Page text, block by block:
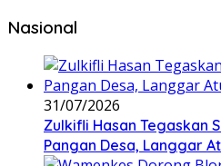
Nasional
31/07/2026
Zulkifli Hasan Tegaskan
Pangan Desa, Langgar